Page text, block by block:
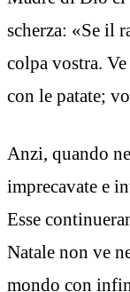
scherza: «Se il
colpa vostra.
con le patate;
Anzi, quando
imprecavate e
Esse
Natale non ve
mondo con